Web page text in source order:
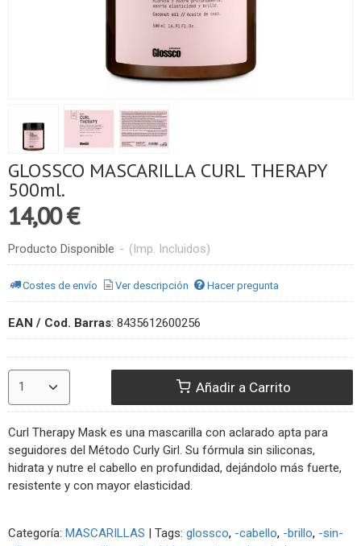
GLOSSCO MASCARILLA CURL THERAPY
500ml.
14,00 €
Producto Disponible - (Imp. Incluidos)
Costes de envío Ver descripción Hacer pregunta
EAN / Cod. Barras: 8435612600256
Añadir a Carrito
Curl Therapy Mask es una mascarilla con aclarado apta para
seguidores del Método Curly Girl. Su fórmula sin siliconas,
hidrata y nutre el cabello en profundidad, dejándolo más fuerte,
resistente y con mayor elasticidad.
Categoría: MASCARILLAS | Tags: glossco -cabello -brillo -sin-